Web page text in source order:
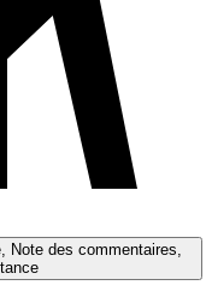
Note des commentaires,